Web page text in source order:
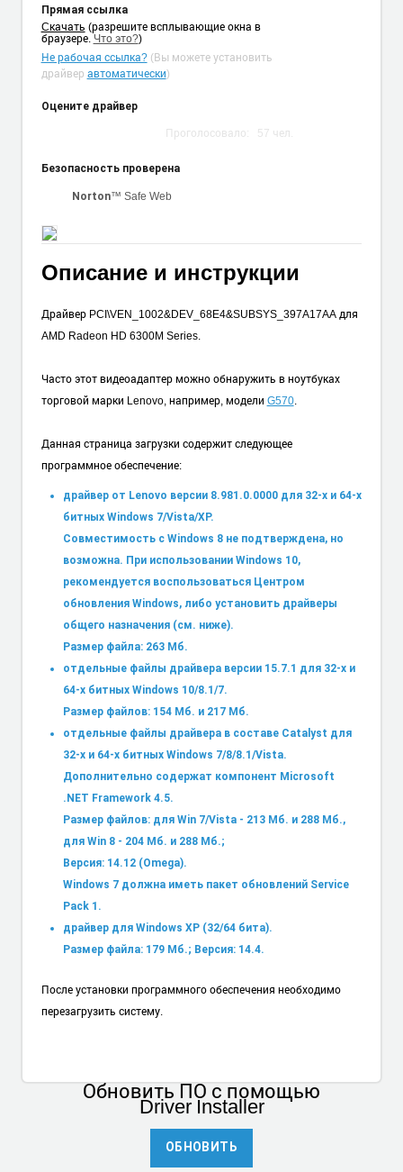
Прямая ссылка
Cкачать (разрешите всплывающие окна в
браузере. Что это?)
Не рабочая ссылка?(Вы можете установить
драйвер автоматически)
Оцените драйвер
Проголосовало: 57 чел.
Безопасность проверена
Norton™ Safe Web
Описание и инструкции
Драйвер PCI\VEN_1002&DEV_68E4&SUBSYS_397A17AA для
AMD Radeon HD 6300M Series.
Часто этот видеоадаптер можно обнаружить в ноутбуках
торговой марки Lenovo, например, модели G570.
Данная страница загрузки содержит следующее
программное обеспечение:
драйвер от Lenovo версии 8.981.0.0000 для 32-х и 64-х
битных Windows 7/Vista/XP.
Совместимость с Windows 8 не подтверждена, но
возможна. При использовании Windows 10,
рекомендуется воспользоваться Центром
обновления Windows, либо установить драйверы
общего назначения(см. ниже).
Размер файла: 263 Мб.
отдельные файлы драйвера версии 15.7.1 для 32-х и
64-х битных Windows 10/8.1/7.
Размер файлов: 154 Мб. и 217 Мб.
отдельные файлы драйвера в составе Catalyst для
32-х и 64-х битных Windows 7/8/8.1/Vista.
Дополнительно содержат компонент Microsoft
.NET Framework 4.5.
Размер файлов: для Win 7/Vista - 213 Мб. и 288 Мб.,
для Win 8 - 204 Мб. и 288 Мб.;
Версия: 14.12 (Omega).
Windows 7 должна иметь пакет обновлений Service
Pack 1.
драйвер для Windows XP (32/64 бита).
Размер файла: 179 Мб.; Версия: 14.4.
После установки программного обеспечения необходимо
перезагрузить систему.
Обновить ПОс помощью
Driver Installer
ОБНОВИТЬ